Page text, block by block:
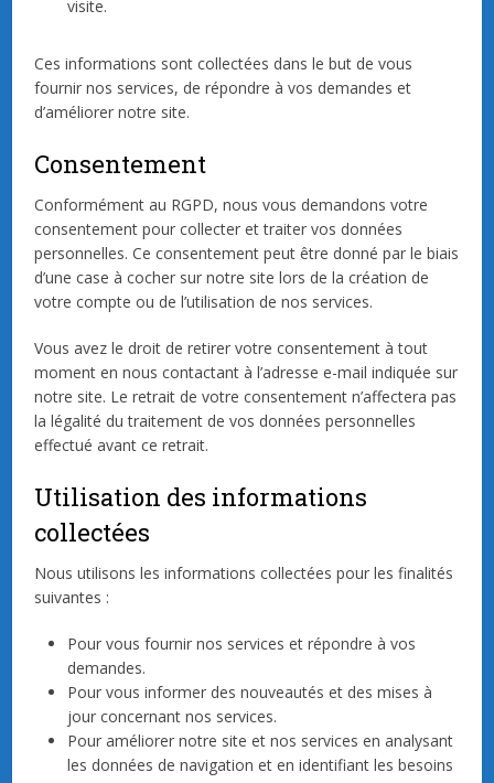
visite.
Ces informations sont collectées dans le but de vous
fournir nos services, de répondre à vos demandes et
d’améliorer notre site.
Consentement
Conformément au RGPD, nous vous demandons votre
consentement pour collecter et traiter vos données
personnelles. Ce consentement peut être donné par le biais
d’une case à cocher sur notre site lors de la création de
votre compte ou de l’utilisation de nos services.
Vous avez le droit de retirer votre consentement à tout
moment en nous contactant à l’adresse e-mail indiquée sur
notre site. Le retrait de votre consentement n’affectera pas
la légalité du traitement de vos données personnelles
effectué avant ce retrait.
Utilisation des informations
collectées
Nous utilisons les informations collectées pour les finalités
suivantes :
Pour vous fournir nos services et répondre à vos
demandes.
Pour vous informer des nouveautés et des mises à
jour concernant nos services.
Pour améliorer notre site et nos services en analysant
les données de navigation et en identifiant les besoins